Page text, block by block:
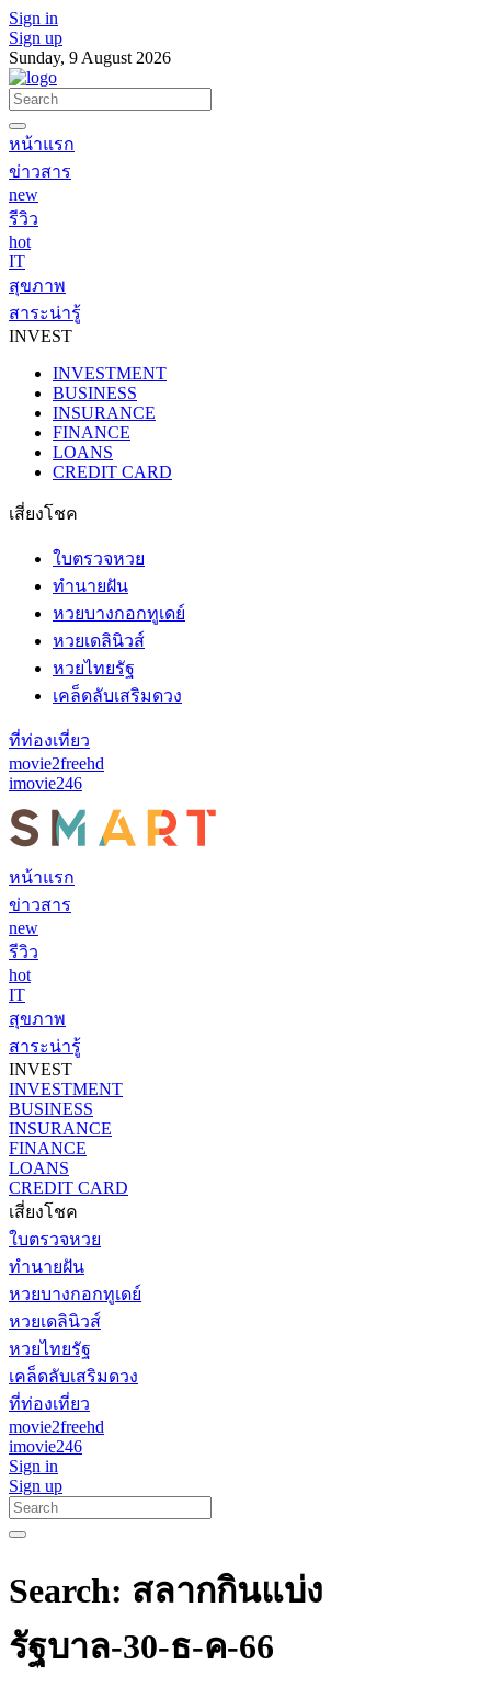
Sign in
Sign up
Sunday, 9 August 2026
หน้าแรก
ข่าวสาร
new
รีวิว
hot
IT
สุขภาพ
สาระน่ารู้
INVEST
INVESTMENT
BUSINESS
INSURANCE
FINANCE
LOANS
CREDIT CARD
เสี่ยงโชค
ใบตรวจหวย
ทำนายฝัน
หวยบางกอกทูเดย์
หวยเดลินิวส์
หวยไทยรัฐ
เคล็ดลับเสริมดวง
ที่ท่องเที่ยว
movie2freehd
imovie246
หน้าแรก
ข่าวสาร
new
รีวิว
hot
IT
สุขภาพ
สาระน่ารู้
INVEST
INVESTMENT
BUSINESS
INSURANCE
FINANCE
LOANS
CREDIT CARD
เสี่ยงโชค
ใบตรวจหวย
ทำนายฝัน
หวยบางกอกทูเดย์
หวยเดลินิวส์
หวยไทยรัฐ
เคล็ดลับเสริมดวง
ที่ท่องเที่ยว
movie2freehd
imovie246
Sign in
Sign up
Search: สลากกินแบ่ง
รัฐบาล-30-ธ-ค-66